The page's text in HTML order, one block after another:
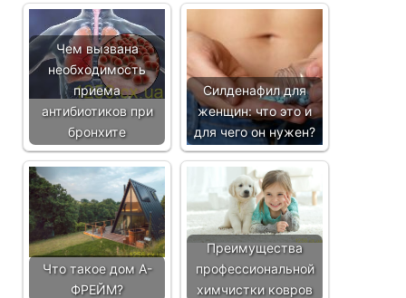
Чем вызвана
необходимость
приема
антибиотиков при
бронхите
Силденафил для
женщин: что это и
для чего он нужен?
Что такое дом А-
ФРЕЙМ?
Преимущества
профессиональной
химчистки ковров